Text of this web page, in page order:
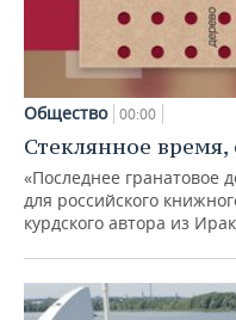
Общество 00:00
Стеклянное время,
«Последнее гранатовое
для российского
курдского автора из